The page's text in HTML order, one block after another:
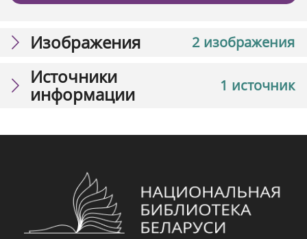
2 изображения
Изображения
1 источник
Источники
информации